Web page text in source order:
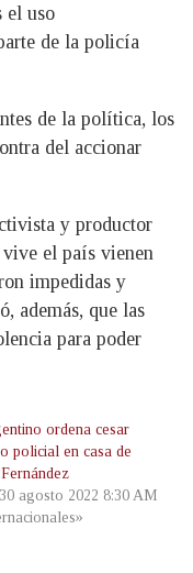
el uso
de la policía
de la política, los
del accionar
y productor
el país vienen
impedidas y
además, que las
para poder
ordena cesar
policial en casa de
agosto 2022 8:30 AM